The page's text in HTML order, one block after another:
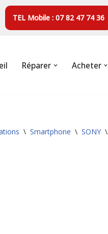
TEL Mobile : 07 82 47 74 36
Réparer Acheter
\ Smartphone \ SONY \